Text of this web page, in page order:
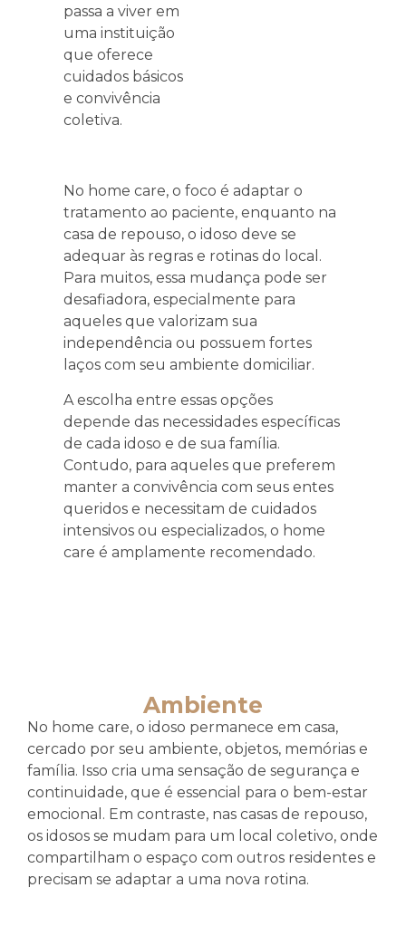
passa a viver em
uma instituição
que oferece
cuidados básicos
e convivência
coletiva.
No home care, o foco é adaptar o
tratamento ao paciente, enquanto na
casa de repouso, o idoso deve se
adequar às regras e rotinas do local.
Para muitos, essa mudança pode ser
desafiadora, especialmente para
aqueles que valorizam sua
independência ou possuem fortes
laços com seu ambiente domiciliar.
A escolha entre essas opções
depende das necessidades específicas
de cada idoso e de sua família.
Contudo, para aqueles que preferem
manter a convivência com seus entes
queridos e necessitam de cuidados
intensivos ou especializados, o home
care é amplamente recomendado.
Ambiente
No home care, o idoso permanece em casa,
cercado por seu ambiente, objetos, memórias e
família. Isso cria uma sensação de segurança e
continuidade, que é essencial para o bem-estar
emocional. Em contraste, nas casas de repouso,
os idosos se mudam para um local coletivo, onde
compartilham o espaço com outros residentes e
precisam se adaptar a uma nova rotina.